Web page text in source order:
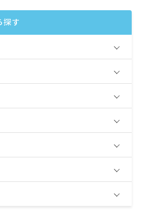
用期間なし
探す